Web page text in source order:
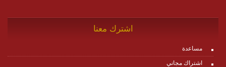
اشترك معنا
مساعدة
اشتراك مجاني